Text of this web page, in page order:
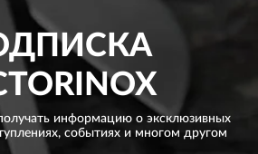
информацию о эксклюзивных
событиях и многом другом